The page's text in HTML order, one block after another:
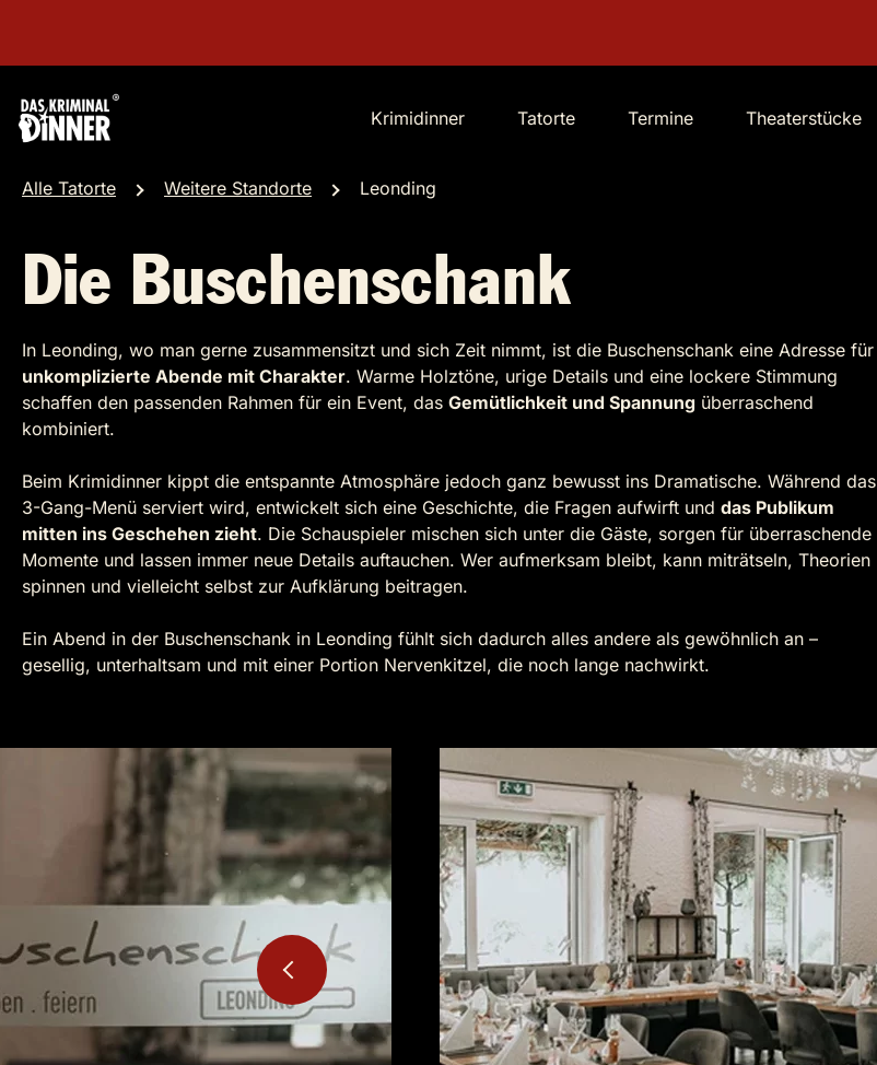
Krimidinner Tatorte Termine Theaterstücke
Alle Tatorte Weitere Standorte Leonding
Die Buschenschank
In Leonding, wo man gerne zusammensitzt und sich Zeit nimmt, ist die Buschenschank eine Adresse für
unkomplizierte Abende mit Charakter. Warme Holztöne, urige Details und eine lockere Stimmung
schaffen den passenden Rahmen für ein Event, das Gemütlichkeit und Spannung überraschend
kombiniert.
Beim Krimidinner kippt die entspannte Atmosphäre jedoch ganz bewusst ins Dramatische. Während das
3-Gang-Menü serviert wird, entwickelt sich eine Geschichte, die Fragen aufwirft und das Publikum
mitten ins Geschehen zieht. Die Schauspieler mischen sich unter die Gäste, sorgen für überraschende
Momente und lassen immer neue Details auftauchen. Wer aufmerksam bleibt, kann miträtseln, Theorien
spinnen und vielleicht selbst zur Aufklärung beitragen.
Ein Abend in der Buschenschank in Leonding fühlt sich dadurch alles andere als gewöhnlich an –
gesellig, unterhaltsam und mit einer Portion Nervenkitzel, die noch lange nachwirkt.